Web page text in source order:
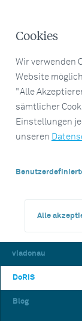
Cookies
Wir verwenden
Website
"Alle
sämtlicher
Einstellungen
unseren
Alle
viadonau
DoRIS
Blog